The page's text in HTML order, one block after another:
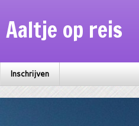
Aaltje op reis
Inschrijven